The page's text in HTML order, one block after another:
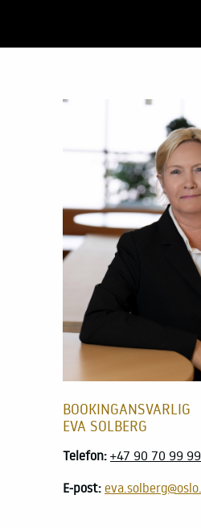
BOOKINGANSVARLIG
EVA SOLBERG
Telefon: +47 90 70 99 99
E-post: